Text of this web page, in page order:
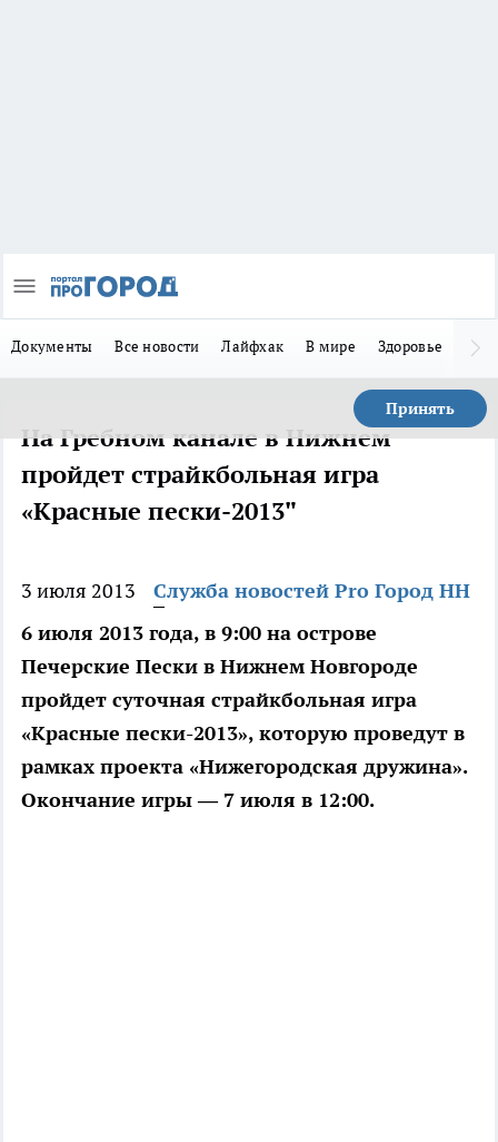
Документы Все новости Лайфхак В мире Здоровье
Принять
На Гребном канале в Нижнем
пройдет страйкбольная игра
«Красные пески-2013"
3 июля 2013
Служба новостей Pro Город НН
6 июля 2013 года, в 9:00 на острове
Печерские Пески в Нижнем Новгороде
пройдет суточная страйкбольная игра
«Красные пески-2013», которую проведут в
рамках проекта «Нижегородская дружина».
Окончание игры — 7 июля в 12:00.